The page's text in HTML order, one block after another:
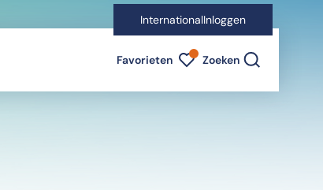
InternationalInloggen
Favorieten Favorieten indicator
Zoeken